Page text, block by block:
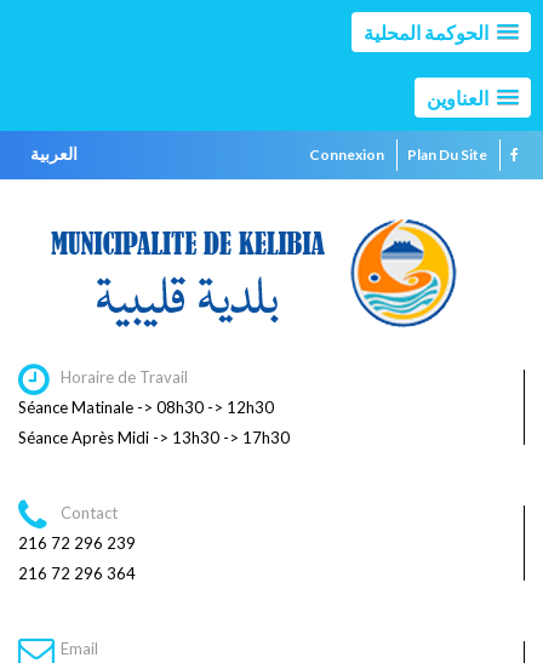
الحوكمة المحلية
العناوين
العربية Connexion Plan Du Site
Horaire de Travail
Séance Matinale -> 08h30 -> 12h30
Séance Après Midi -> 13h30 -> 17h30
Contact
216 72 296 239
216 72 296 364
Email